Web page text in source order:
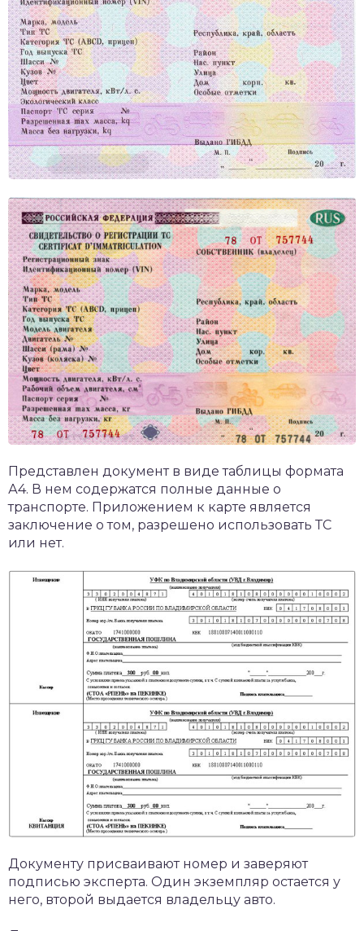
Представлен документ в виде таблицы формата
А4. В нем содержатся полные данные о
транспорте. Приложением к карте является
заключение о том, разрешено использовать ТС
или нет.
Документу присваивают номер и заверяют
подписью эксперта. Один экземпляр остается у
него, второй выдается владельцу авто.